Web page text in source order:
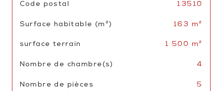
TRAD_SIROCCO_Caracteristique
Code postal 13510
Surface habitable (m²) 163 m²
surface terrain 1 500 m²
Nombre de chambre(s) 4
Nombre de pièces 5